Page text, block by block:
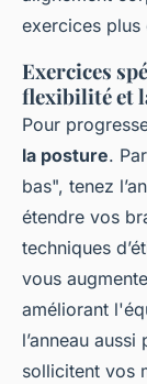
exercices plus
Exercices
flexibilité et
Pour
la posture.
bas", tenez
étendre vos
techniques
vous
améliorant
l’anneau
sollicitent vos